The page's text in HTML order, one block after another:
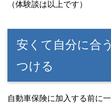
（体験談は以上です）
安くて自分に合
つける
自動車保険に加入する前に